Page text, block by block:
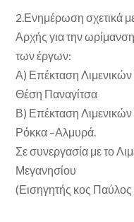
2.Ενημέρωση σχετικά
Αρχής για την
των έργων:
Α) Επέκταση
Θέση Παναγίτσα
Β) Επέκταση
Ρόκκα –Αλμυρά.
Σε συνεργασία με το
Μεγανησίου
(Εισηγητής κος Παύλος